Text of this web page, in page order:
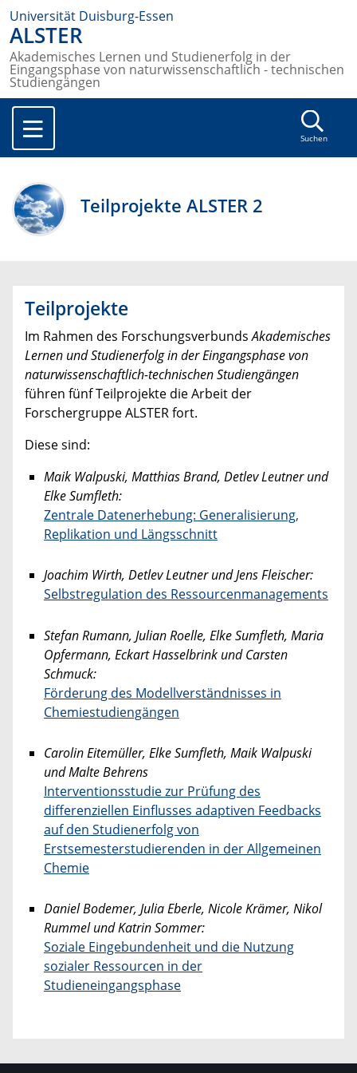
Universität Duisburg-Essen
ALSTER
Akademisches Lernen und Studienerfolg in der
Eingangsphase von naturwissenschaftlich - technischen
Studiengängen
Suchen
Teilprojekte ALSTER 2
Teilprojekte
Im Rahmen des ForschungsverbundsAkademisches
Lernen und Studienerfolg in der Eingangsphase von
naturwissenschaftlich-technischen Studiengängen
führen fünf Teilprojekte die Arbeit der
Forschergruppe ALSTER fort.
Diese sind:
Maik Walpuski, Matthias Brand, Detlev Leutner und
Elke Sumfleth:
Zentrale Datenerhebung: Generalisierung,
Replikation und Längsschnitt
Joachim Wirth, Detlev Leutner und Jens Fleischer:
Selbstregulation des Ressourcenmanagements
Stefan Rumann, Julian Roelle, Elke Sumfleth, Maria
Opfermann, Eckart Hasselbrink und Carsten
Schmuck:
Förderung des Modellverständnisses in
Chemiestudiengängen
Carolin Eitemüller, Elke Sumfleth, Maik Walpuski
und Malte Behrens
Interventionsstudie zur Prüfung des
differenziellen Einflusses adaptiven Feedbacks
auf den Studienerfolg von
Erstsemesterstudierenden in der Allgemeinen
Chemie
Daniel Bodemer, Julia Eberle, Nicole Krämer, Nikol
Rummel und Katrin Sommer:
Soziale Eingebundenheit und die Nutzung
sozialer Ressourcen in der
Studieneingangsphase